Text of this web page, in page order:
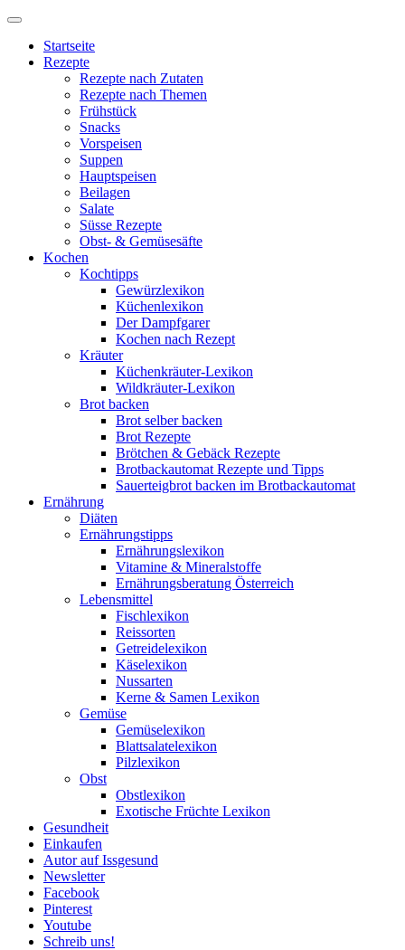
Startseite
Rezepte
Rezepte nach Zutaten
Rezepte nach Themen
Frühstück
Snacks
Vorspeisen
Suppen
Hauptspeisen
Beilagen
Salate
Süsse Rezepte
Obst- & Gemüsesäfte
Kochen
Kochtipps
Gewürzlexikon
Küchenlexikon
Der Dampfgarer
Kochen nach Rezept
Kräuter
Küchenkräuter-Lexikon
Wildkräuter-Lexikon
Brot backen
Brot selber backen
Brot Rezepte
Brötchen & Gebäck Rezepte
Brotbackautomat Rezepte und Tipps
Sauerteigbrot backen im Brotbackautomat
Ernährung
Diäten
Ernährungstipps
Ernährungslexikon
Vitamine & Mineralstoffe
Ernährungsberatung Österreich
Lebensmittel
Fischlexikon
Reissorten
Getreidelexikon
Käselexikon
Nussarten
Kerne & Samen Lexikon
Gemüse
Gemüselexikon
Blattsalatelexikon
Pilzlexikon
Obst
Obstlexikon
Exotische Früchte Lexikon
Gesundheit
Einkaufen
Autor auf Issgesund
Newsletter
Facebook
Pinterest
Youtube
Schreib uns!